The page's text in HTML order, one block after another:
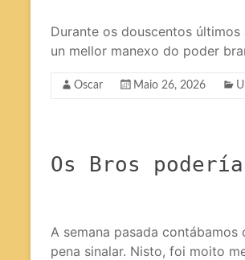
Durante os douscentos
un mellor manexo do poder
Oscar Maio 26, 2026
Os Bros
A semana pasada
pena sinalar. Nisto, foi moito